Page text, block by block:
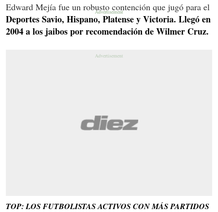
Edward Mejía fue un robusto contención que jugó para el
Deportes Savio, Hispano, Platense y Victoria. Llegó en
2004 a los jaibos por recomendación de Wilmer Cruz.
TOP: LOS FUTBOLISTAS ACTIVOS CON MÁS PARTIDOS